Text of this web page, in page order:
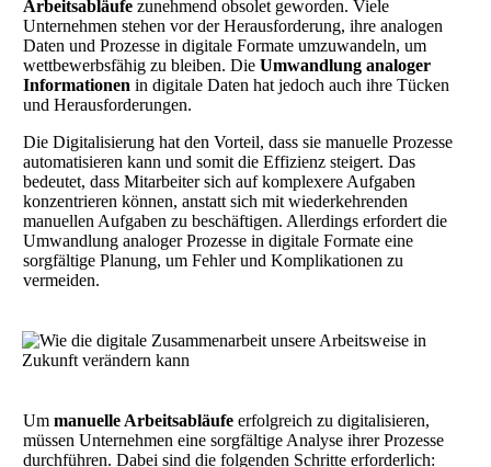
Arbeitsabläufe zunehmend obsolet geworden. Viele
Unternehmen stehen vor der Herausforderung, ihre analogen
Daten und Prozesse in digitale Formate umzuwandeln, um
wettbewerbsfähig zu bleiben. Die Umwandlung analoger
Informationen in digitale Daten hat jedoch auch ihre Tücken
und Herausforderungen.
Die Digitalisierung hat den Vorteil, dass sie manuelle Prozesse
automatisieren kann und somit die Effizienz steigert. Das
bedeutet, dass Mitarbeiter sich auf komplexere Aufgaben
konzentrieren können, anstatt sich mit wiederkehrenden
manuellen Aufgaben zu beschäftigen. Allerdings erfordert die
Umwandlung analoger Prozesse in digitale Formate eine
sorgfältige Planung, um Fehler und Komplikationen zu
vermeiden.
Um manuelle Arbeitsabläufe erfolgreich zu digitalisieren,
müssen Unternehmen eine sorgfältige Analyse ihrer Prozesse
durchführen. Dabei sind die folgenden Schritte erforderlich: